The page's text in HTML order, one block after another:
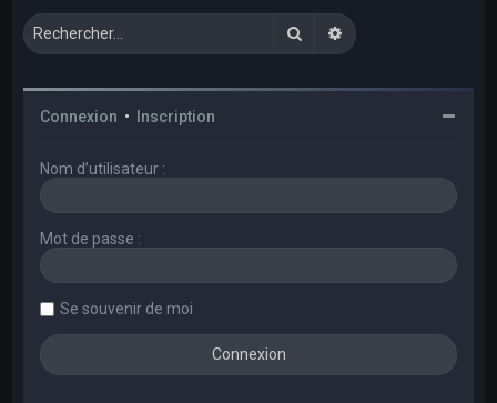
RechercherRecherche avancée
Connexion • Inscription
Nom d’utilisateur :
Mot de passe :
Se souvenir de moi